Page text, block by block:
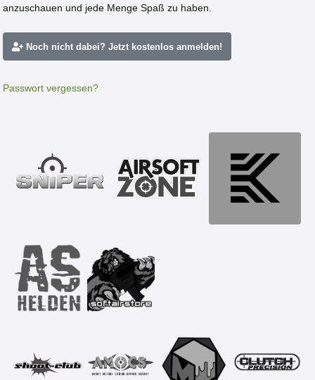
anzuschauen und jede Menge Spaß zu haben.
Noch nicht dabei? Jetzt kostenlos anmelden!
Passwort vergessen?